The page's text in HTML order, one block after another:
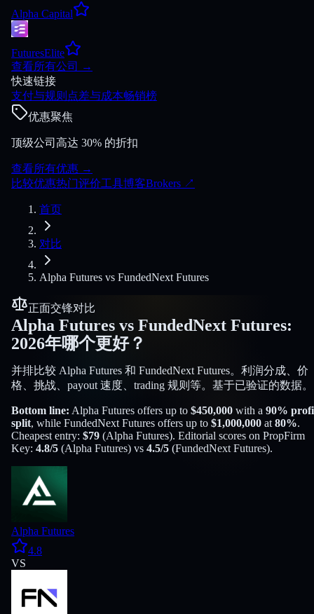
Alpha Capital
FuturesElite
查看所有公司
→
快速链接
支付与规则 点差与成本畅销榜
优惠聚焦
顶级公司高达 30% 的折扣
查看所有优惠 →
比较优惠热门评价工具博客Brokers ↗
首页
对比
Alpha Futures vs FundedNext Futures
正面交锋对比
Alpha Futures vs FundedNext Futures:
2026年哪个更好？
并排比较 Alpha Futures 和 FundedNext Futures。利润分成、价
格、挑战、payout 速度、trading 规则等。基于已验证的数据。
Bottom line: Alpha Futures offers up to $450,000 with a 90%
split, while FundedNext Futures offers up to $1,000,000 at 80%.
Cheapest entry: $79 (Alpha Futures). Editorial scores on PropFirm
Key: 4.8/5 (Alpha Futures) vs 4.5/5 (FundedNext Futures).
Alpha Futures
4.8
VS